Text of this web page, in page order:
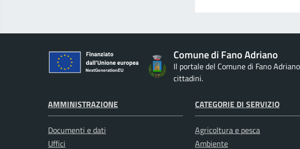
Comune di Fano Adriano
Il portale del Comune di Fano
cittadini.
AMMINISTRAZIONE
Documenti e dati
Uffici
CATEGORIE DI SERVIZIO
Agricoltura e pesca
Ambiente